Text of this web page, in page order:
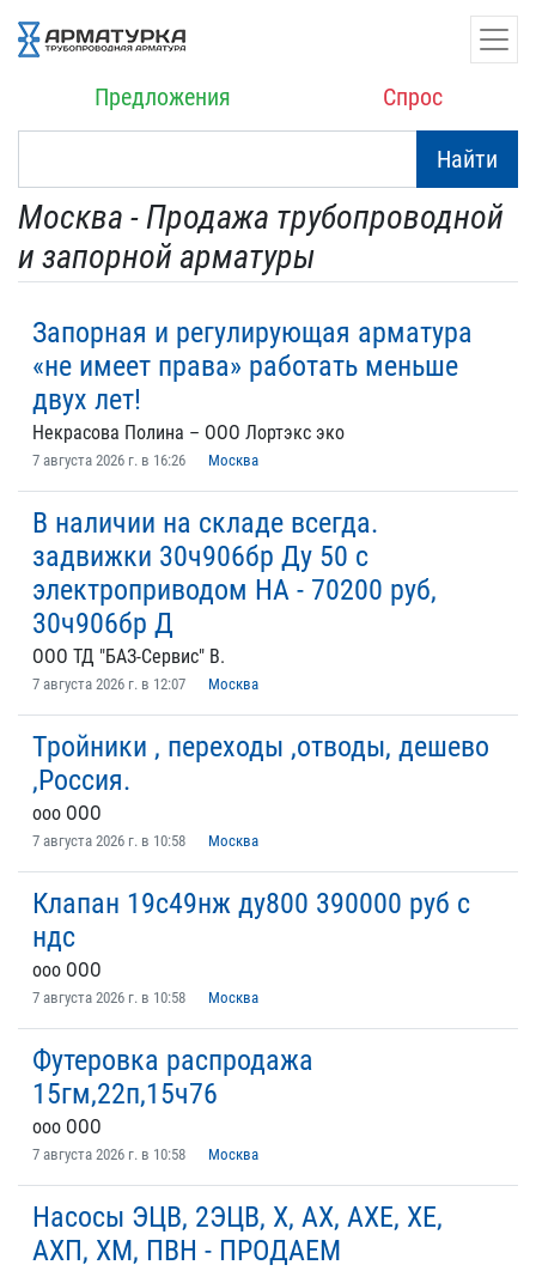
Предложения Спрос
Найти
Москва - Продажа трубопроводной
и запорной арматуры
Запорная и регулирующая арматура
«не имеет права» работать меньше
двух лет!
Некрасова Полина – ООО Лортэкс эко
7 августа 2026 г. в 16:26 Москва
В наличии на складе всегда.
задвижки 30ч906бр Ду 50 с
электроприводом НА - 70200 руб,
30ч906бр Д
ООО ТД "БАЗ-Сервис" В.
7 августа 2026 г. в 12:07 Москва
Тройники , переходы ,отводы, дешево
,Россия.
ooo ООО
7 августа 2026 г. в 10:58 Москва
Клапан 19с49нж ду800 390000 руб с
ндс
ooo ООО
7 августа 2026 г. в 10:58 Москва
Футеровка распродажа
15гм,22п,15ч76
ooo ООО
7 августа 2026 г. в 10:58 Москва
Насосы ЭЦВ, 2ЭЦВ, Х, АХ, АХЕ, ХЕ,
АХП, ХМ, ПВН - ПРОДАЕМ